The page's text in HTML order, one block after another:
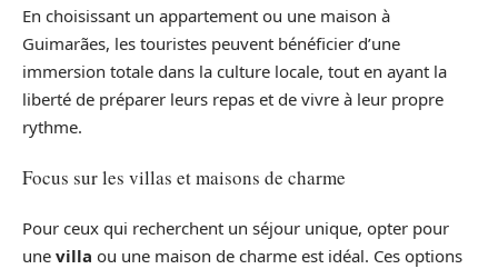
En choisissant un appartement ou une maison à
Guimarães, les touristes peuvent bénéficier d’une
immersion totale dans la culture locale, tout en ayant la
liberté de préparer leurs repas et de vivre à leur propre
rythme.
Focus sur les villas et maisons de charme
Pour ceux qui recherchent un séjour unique, opter pour
une villa ou une maison de charme est idéal. Ces options